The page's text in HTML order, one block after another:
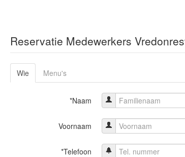
Reservatie Medewerkers
Wie Menu's
*Naam
Voornaam
*Telefoon